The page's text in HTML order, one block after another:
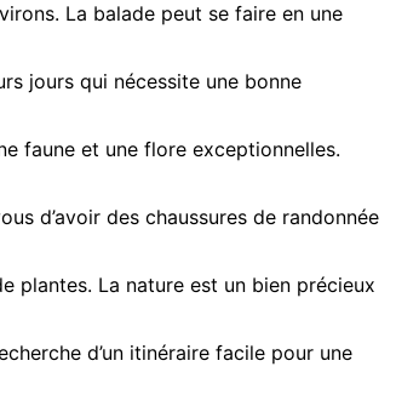
La balade peut se faire en une
jours qui nécessite une bonne
faune et une flore exceptionnelles.
d’avoir des chaussures de randonnée
plantes. La nature est un bien précieux
d’un itinéraire facile pour une